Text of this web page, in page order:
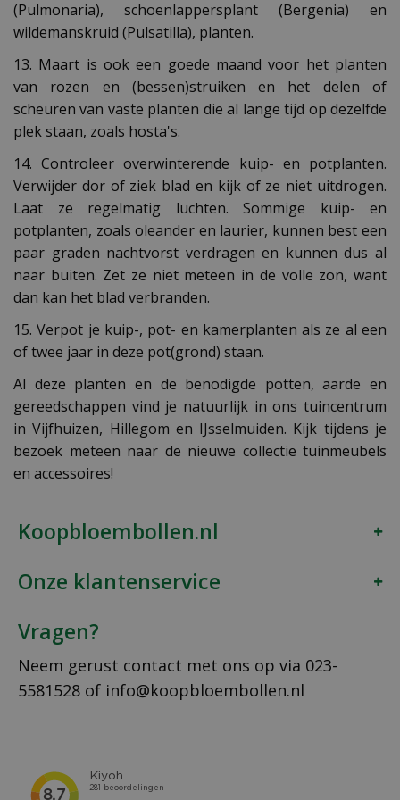
(Pulmonaria), schoenlappersplant (Bergenia) en
wildemanskruid (Pulsatilla), planten.
13. Maart is ook een goede maand voor het planten
van rozen en (bessen)struiken en het delen of
scheuren van vaste planten die al lange tijd op dezelfde
plek staan, zoals hosta's.
14. Controleer overwinterende kuip- en potplanten.
Verwijder dor of ziek blad en kijk of ze niet uitdrogen.
Laat ze regelmatig luchten. Sommige kuip- en
potplanten, zoals oleander en laurier, kunnen best een
paar graden nachtvorst verdragen en kunnen dus al
naar buiten. Zet ze niet meteen in de volle zon, want
dan kan het blad verbranden.
15. Verpot je kuip-, pot- en kamerplanten als ze al een
of twee jaar in deze pot(grond) staan.
Al deze planten en de benodigde potten, aarde en
gereedschappen vind je natuurlijk in ons tuincentrum
in Vijfhuizen, Hillegom en IJsselmuiden. Kijk tijdens je
bezoek meteen naar de nieuwe collectie tuinmeubels
en accessoires!
Koopbloembollen.nl
Onze klantenservice
Vragen?
Neem gerust contact met ons op via 023-
5581528 of info@koopbloembollen.nl